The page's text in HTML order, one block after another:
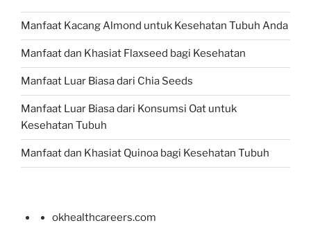
Manfaat Kacang Almond untuk Kesehatan Tubuh Anda
Manfaat dan Khasiat Flaxseed bagi Kesehatan
Manfaat Luar Biasa dari Chia Seeds
Manfaat Luar Biasa dari Konsumsi Oat untuk
Kesehatan Tubuh
Manfaat dan Khasiat Quinoa bagi Kesehatan Tubuh
okhealthcareers.com